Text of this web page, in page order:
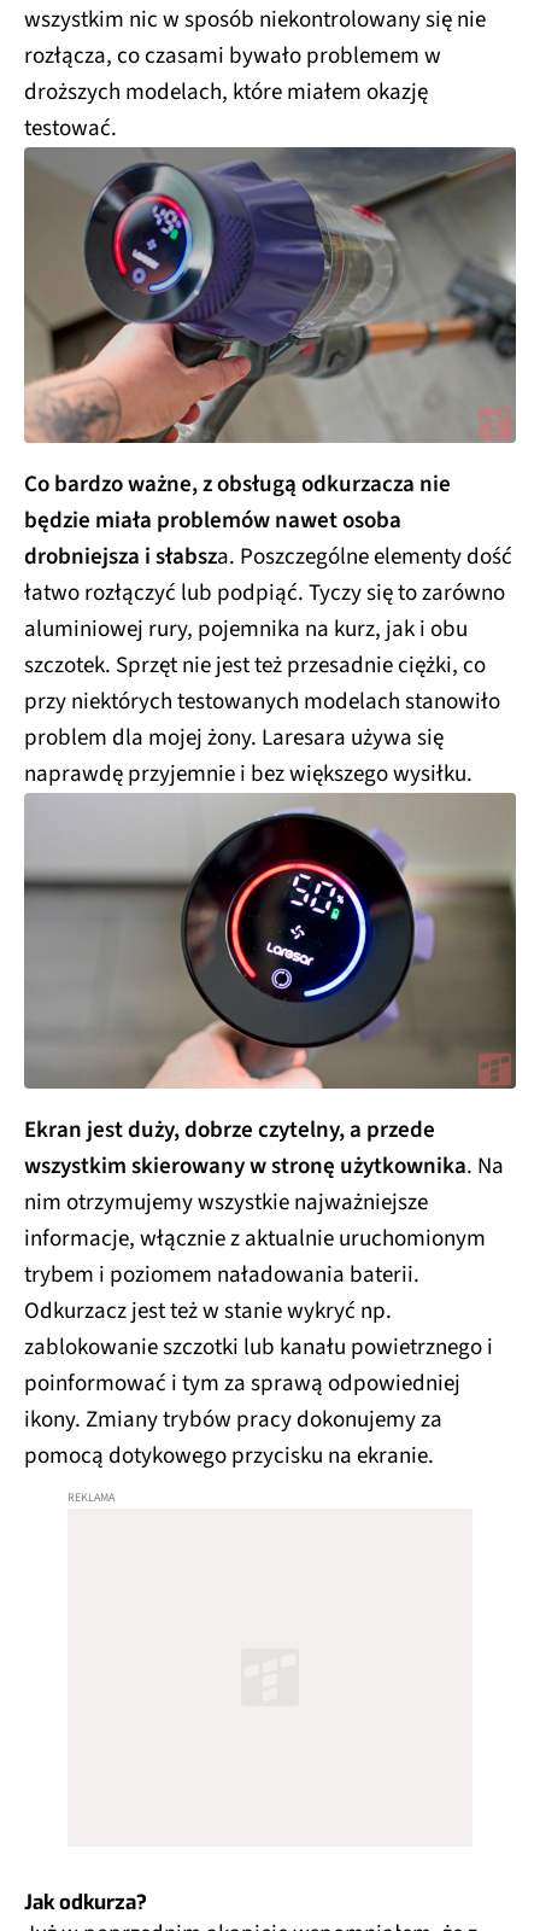
wszystkim nic w sposób niekontrolowany się nie
rozłącza, co czasami bywało problemem w
droższych modelach, które miałem okazję
testować.
Co bardzo ważne, z obsługą odkurzacza nie
będzie miała problemów nawet osoba
drobniejsza i słabsza. Poszczególne elementy dość
łatwo rozłączyć lub podpiąć. Tyczy się to zarówno
aluminiowej rury, pojemnika na kurz, jak i obu
szczotek. Sprzęt nie jest też przesadnie ciężki, co
przy niektórych testowanych modelach stanowiło
problem dla mojej żony. Laresara używa się
naprawdę przyjemnie i bez większego wysiłku.
Ekran jest duży, dobrze czytelny, a przede
wszystkim skierowany w stronę użytkownika. Na
nim otrzymujemy wszystkie najważniejsze
informacje, włącznie z aktualnie uruchomionym
trybem i poziomem naładowania baterii.
Odkurzacz jest też w stanie wykryć np.
zablokowanie szczotki lub kanału powietrznego i
poinformować i tym za sprawą odpowiedniej
ikony. Zmiany trybów pracy dokonujemy za
pomocą dotykowego przycisku na ekranie.
Jak odkurza?